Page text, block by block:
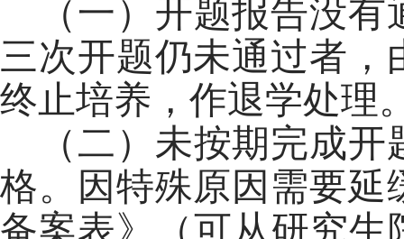
（一）开题报告没
三次开题仍未通过者
终止培养，作退学处理
（二）未按期完成
格。因特殊原因需要延
备案表》（可从研究生